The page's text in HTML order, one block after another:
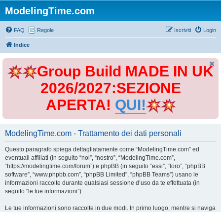
ModelingTime.com
FAQ Regole Login
Iscriviti
Indice
Group Build MADE IN UK
2026/2027:SEZIONE
APERTA! QUI!
ModelingTime.com - Trattamento dei dati personali
Questo paragrafo spiega dettagliatamente come “ModelingTime.com” ed
eventuali affiliati (in seguito “noi”, “nostro”, “ModelingTime.com”,
“https://modelingtime.com/forum”) e phpBB (in seguito “essi”, “loro”, “phpBB
software”, “www.phpbb.com”, “phpBB Limited”, “phpBB Teams”) usano le
informazioni raccolte durante qualsiasi sessione d’uso da te effettuata (in
seguito “le tue informazioni”).
Le tue informazioni sono raccolte in due modi. In primo luogo, mentre si naviga